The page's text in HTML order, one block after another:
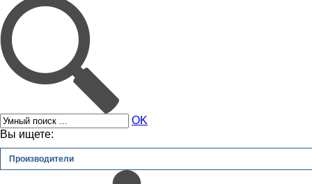
OK
Вы ищете:
Производители